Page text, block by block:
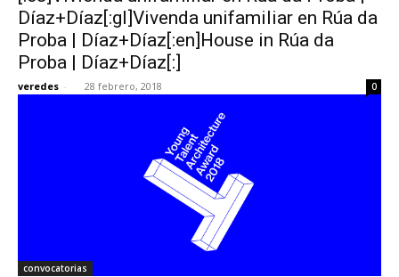
Díaz+Díaz[:gl]Vivenda unifamiliar en Rúa da
Proba | Díaz+Díaz[:en]House in Rúa da
Proba | Díaz+Díaz[:]
veredes - 28 febrero, 2018 0
convocatorias